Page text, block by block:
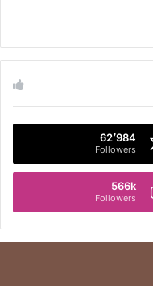
62٬984
Followers
566k
Followers